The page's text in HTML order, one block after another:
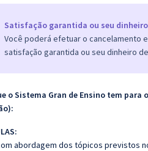
Satisfação garantida ou seu
Você poderá efetuar o cancelamento
satisfação garantida ou seu dinheiro
o Sistema Gran de Ensino tem
abordagem dos tópicos previstos